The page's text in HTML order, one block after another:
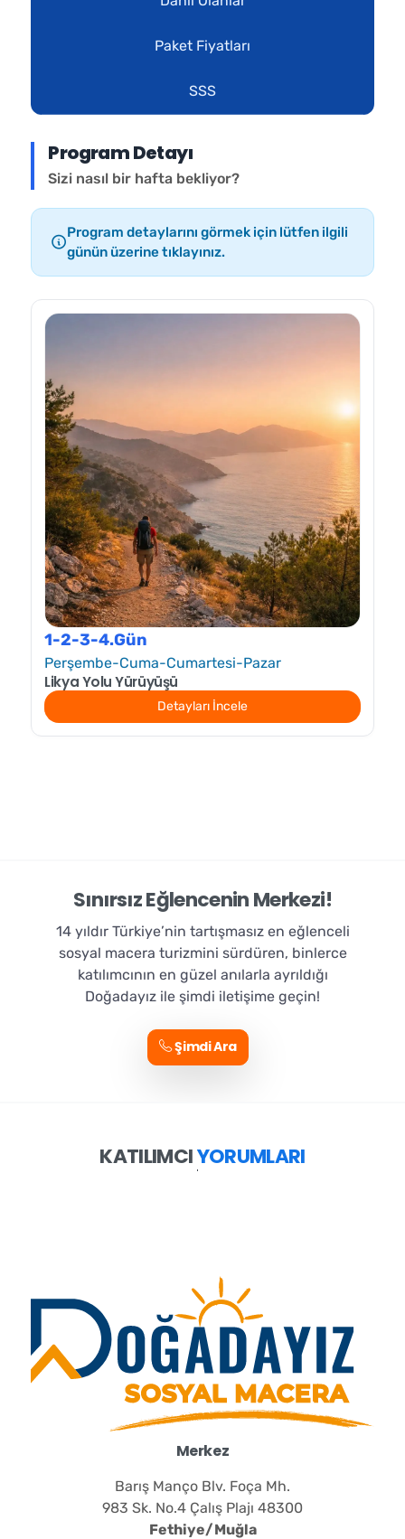
Paket Fiyatları
SSS
Program Detayı
Sizi nasıl bir hafta bekliyor?
Program detaylarını görmek için lütfen ilgili
günün üzerine tıklayınız.
1-2-3-4.Gün
Perşembe-Cuma-Cumartesi-Pazar
Likya Yolu Yürüyüşü
Detayları İncele
Sınırsız Eğlencenin Merkezi!
14 yıldır Türkiye’nin tartışmasız en eğlenceli
sosyal macera turizmini sürdüren, binlerce
katılımcının en güzel anılarla ayrıldığı
Doğadayız ile şimdi iletişime geçin!
Şimdi Ara
KATILIMCIYORUMLARI
Merkez
Barış Manço Blv. Foça Mh.
983 Sk. No.4 Çalış Plajı 48300
Fethiye/Muğla